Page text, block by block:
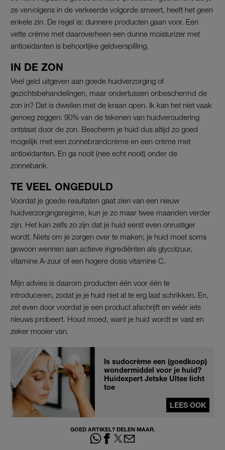
ze vervolgens in de verkeerde volgorde smeert, heeft het geen
enkele zin. De regel is: dunnere producten gaan voor. Een
vette crème met daaroverheen een dunne moisturizer met
antioxidanten is behoorlijke geldverspilling.
IN DE ZON
Veel geld uitgeven aan goede huidverzorging of
gezichtsbehandelingen, maar ondertussen onbeschermd de
zon in? Dat is dweilen met de kraan open. Ik kan het niet vaak
genoeg zeggen: 90% van de tekenen van huidveroudering
ontstaat door de zon. Bescherm je huid dus altijd zo goed
mogelijk met een zonnebrandcrème en een crème met
antioxidanten. En ga nooit (nee echt nooit) onder de
zonnebank.
TE VEEL ONGEDULD
Voordat je goede resultaten gaat zien van een nieuw
huidverzorgingsregime, kun je zo maar twee maanden verder
zijn. Het kan zelfs zo zijn dat je huid eerst even onrustiger
wordt. Niets om je zorgen over te maken; je huid moet soms
gewoon wennen aan actieve ingrediënten als glycolzuur,
vitamine A-zuur of een hogere dosis vitamine C.
Mijn advies is daarom producten één voor één te
introduceren, zodat je je huid niet al te erg laat schrikken. En,
zet even door voordat je een product afschrijft en wéér iets
nieuws probeert. Houd moed, want je huid wordt er vast en
zeker mooier van.
Is sudocrème een (goedkoop)
wondermiddel voor je huid?
Huidexpert Jetske Ultee licht
toe
LEES OOK
GOED ARTIKEL? DELEN MAAR.